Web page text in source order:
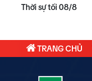
Thời sự tối 08/8
TRANG CHỦ